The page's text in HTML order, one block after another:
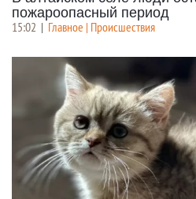
пожароопасный период
15:02 | Главное | Происшествия